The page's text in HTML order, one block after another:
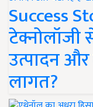
Success
उत्पादन
लागत?